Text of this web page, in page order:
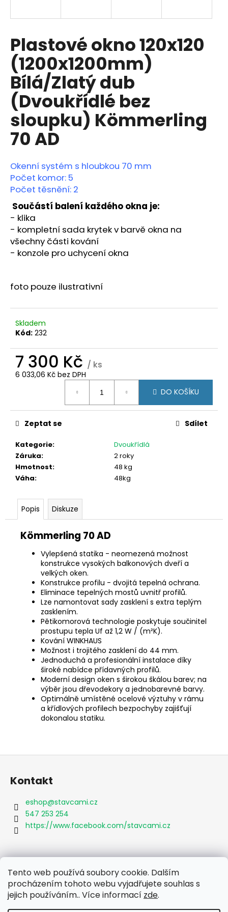
Tento web používá soubory cookie. Dalším
procházením tohoto webu vyjadřujete souhlas s
jejich používáním.. Více informací zde.
Plastové okno 120x120
(1200x1200mm)
Bílá/Zlatý dub
(Dvoukřídlé bez
sloupku) Kömmerling
70 AD
Okenní systém s hloubkou 70 mm
Počet komor: 5
Počet těsnění: 2
Součástí balení každého okna je:
- klika
- kompletní sada krytek v barvě okna na
všechny části kování
- konzole pro uchycení okna
foto pouze ilustrativní
Skladem
Kód: 232
7 300 Kč / ks
6 033,06 Kč bez DPH
DO KOŠÍKU
Kategorie:
Dvoukřídlá
Záruka:
2 roky
Hmotnost:
48 kg
Váha: 48kg
Zeptat se Sdílet
Popis Diskuze
Kömmerling 70 AD
Vylepšená statika - neomezená možnost
konstrukce vysokých balkonových dveří a
velkých oken.
Konstrukce profilu - dvojitá tepelná ochrana.
Eliminace tepelných mostů uvnitř profilů.
Lze namontovat sady zasklení s extra teplým
zasklením.
Pětikomorová technologie poskytuje součinitel
prostupu tepla Uf až 1,2 W / (m²K).
Kování WINKHAUS
Možnost i trojitého zasklení do 44 mm.
Jednoduchá a profesionální instalace díky
široké nabídce přídavných profilů.
Moderní design oken s širokou škálou barev; na
výběr jsou dřevodekory a jednobarevné barvy.
Optimálně umístěné ocelové výztuhy v rámu
a křídlových profilech bezpochyby zajišťují
dokonalou statiku.
í
t
?
HLEDAT
D
o
p
o
r
u
č
u
j
e
DVEŘE
200X200
KLIKA/KLIKA,
ZÁMEK,
3SKLO
BÍLÁ/ANTRACIT
Z
Kontakt
eshop@stavcami.cz
547 253 254
https://www.facebook.com/stavcami.cz
Informace pro vás
Obchodní podmínky